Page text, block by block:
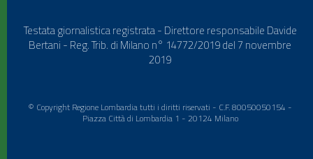
Testata giornalistica registrata - Direttore responsabile Davide
Bertani - Reg. Trib. di Milano n° 14772/2019 del 7 novembre
2019
© Copyright Regione Lombardia tutti i diritti riservati - C.F. 80050050154 -
Piazza Città di Lombardia 1 - 20124 Milano